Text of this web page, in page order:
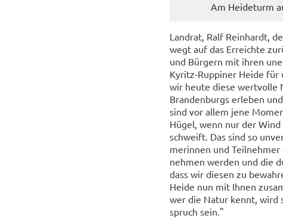
Am Hei­de­turm
Land­rat, Ralf Rein­hardt,
wegt auf das Er­reich­te
und Bür­gern mit ihren
Kyritz-​Ruppiner Heide für
wir heute diese wert­vol­le
Bran­den­burgs er­le­ben
sind vor allem jene
Hügel, wenn nur der
schweift. Das sind so
me­rin­nen und Teil­neh­mer
neh­men wer­den und die
dass wir die­sen zu
Heide nun mit Ihnen
wer die Natur kennt, wird
spruch sein."